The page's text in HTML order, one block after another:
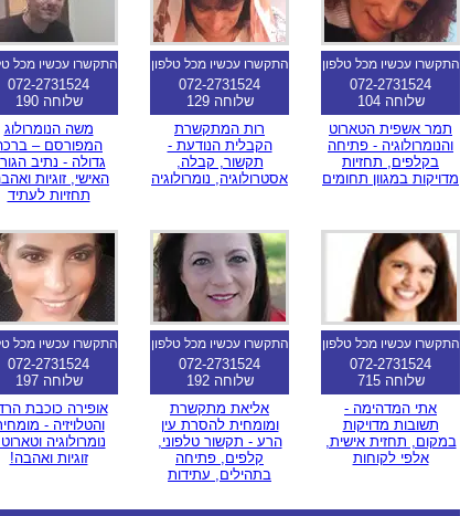
התקשרו עכשיו מכל טלפון
072-2731524
שלוחה 104
תמר אשפית הטארוט
והנומרולוגיה - פתיחה
בקלפים, תחזיות
מדויקות במגוון תחומים
התקשרו עכשיו מכל טלפון
072-2731524
שלוחה 129
רות המתקשרת
הקבלית הנודעת -
תקשור, קבלה,
אסטרולוגיה, נומרולוגיה
התקשרו עכשיו מכל
072-2731524
שלוחה 190
משה הנומרולוג
המפורסם –
גדולה - נתיב
האישי, זוגיות
תחזיות לעתיד
התקשרו עכשיו מכל טלפון
072-2731524
שלוחה 715
אתי המדהימה -
תשובות מדויקות
במקום, תחזית אישית,
אלפי לקוחות
התקשרו עכשיו מכל טלפון
072-2731524
שלוחה 192
אליאת מתקשרת
ומומחית להסרת עין
הרע - תקשור טלפוני,
קלפים, פתיחה
בתהילים, עתידות
התקשרו עכשיו מכל
072-2731524
שלוחה 197
אופירה כוכבת
והטלויזיה -
נומרולוגיה
זוגיות ואהבה!